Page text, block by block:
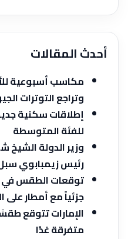
أحدث المقالات
مكاسب أسبوعية
وتراجع التوترات
إطلاقات سكنية
للفئة المتوسطة
وزير الدولة
رئيس زيمبابوي
توقعات الطقس في
جزئياً مع أمطار على
الإمارات تتوقع
متفرقة غدًا